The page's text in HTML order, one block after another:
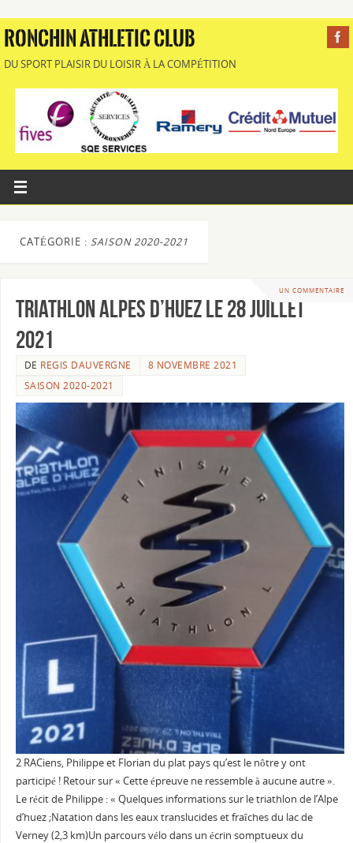
RONCHIN ATHLETIC CLUB
DU SPORT PLAISIR DU LOISIR À LA COMPÉTITION
CATÉGORIE : SAISON 2020-2021
UN COMMENTAIRE
Triathlon Alpes d’Huez le 28 juillet
2021
DE REGIS DAUVERGNE
8 NOVEMBRE 2021
SAISON 2020-2021
2 RACiens, Philippe et Florian du plat pays qu’est le nôtre y ont
participé ! Retour sur « Cette épreuve ne ressemble à aucune autre ».
Le récit de Philippe : « Quelques informations sur le triathlon de l’Alpe
d’huez ;Natation dans les eaux translucides et fraîches du lac de
Verney (2,3 km)Un parcours vélo dans un écrin somptueux du